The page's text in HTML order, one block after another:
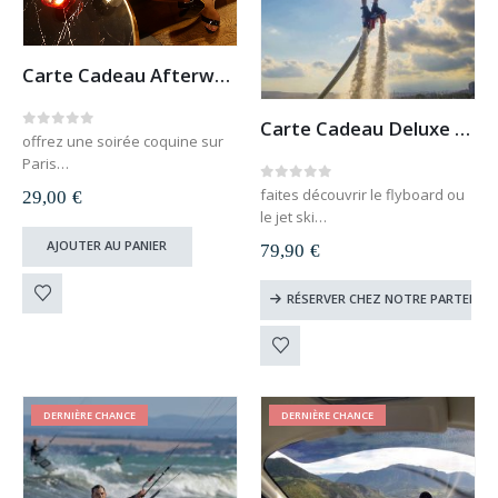
Carte Cadeau Afterwork Coquin (Paris, Lyon, Lille, Strasbourg)
0out of 5
offrez une soirée coquine sur
Paris
une coupe de pétiallant et
l’accès aux jeux coquins
accueil VIP
29,00 €
AJOUTER AU PANIER
Carte Cadeau Deluxe Flyboard et Jet Ski
0 out of 5
faites découvrir le flyboard ou
le jet ski
France
envoyé par mail dès la
commande validée
79,90 €
RÉSERVER CHEZ NOTRE
DERNIÈRE CHANCE DERNIÈRE CHANCE